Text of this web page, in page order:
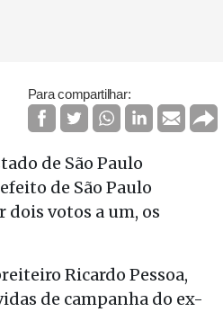
Para compartilhar:
de São Paulo
de São Paulo
dois votos a um, os
Ricardo Pessoa,
de campanha do ex-